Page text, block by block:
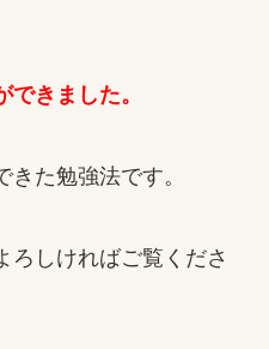
きました。
た勉強法です。
ろしければご覧くださ